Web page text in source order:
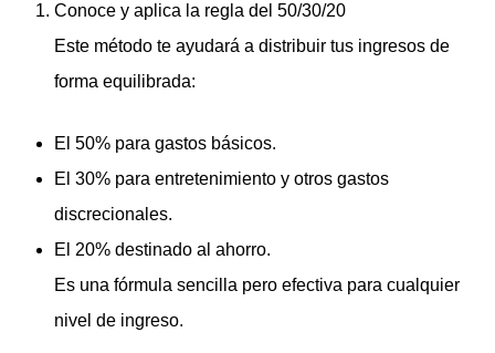
Conoce y aplica la regla del 50/30/20
Este método te ayudará a distribuir tus ingresos de
forma equilibrada:
El 50% para gastos básicos.
El 30% para entretenimiento y otros gastos
discrecionales.
El 20% destinado al ahorro.
Es una fórmula sencilla pero efectiva para cualquier
nivel de ingreso.